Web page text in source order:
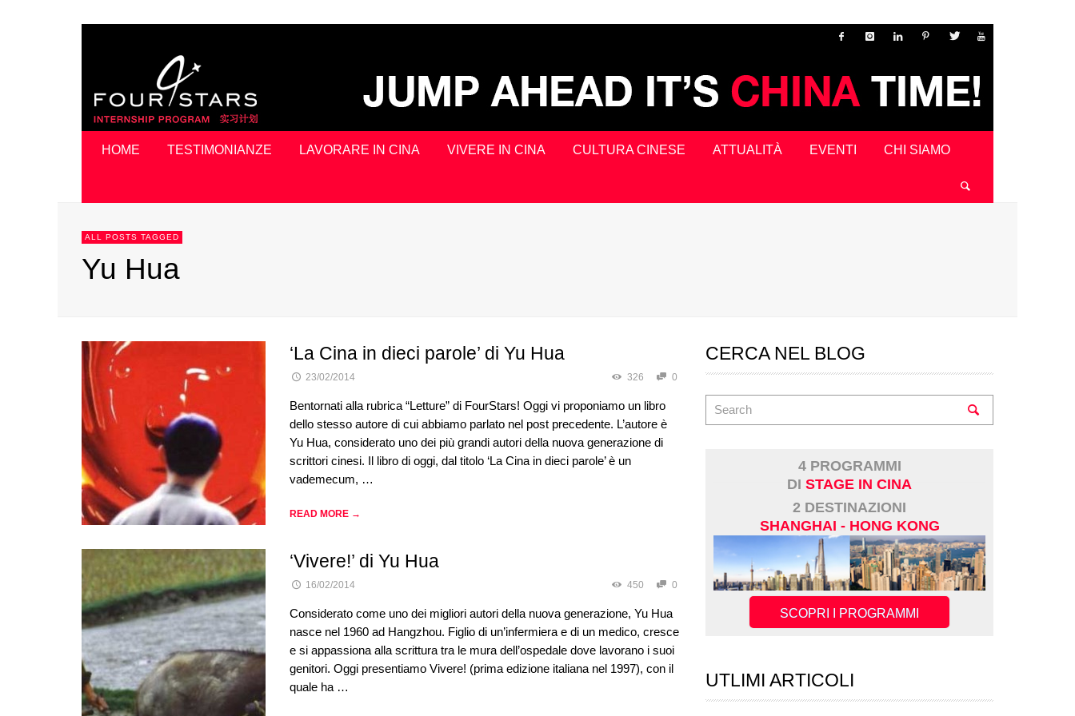
HOME TESTIMONIANZE LAVORARE IN CINA VIVERE IN CINA CULTURA CINESE ATTUALITÀ EVENTI CHI SIAMO
ALL POSTS TAGGED
Yu Hua
‘La Cina in dieci parole’ di Yu Hua
23/02/2014 326 0
Bentornati alla rubrica “Letture” di FourStars‬! Oggi vi proponiamo un libro
dello stesso autore di cui abbiamo parlato nel post precedente. L’autore è
Yu Hua, considerato uno dei più grandi autori della nuova generazione di
scrittori cinesi. Il libro di oggi, dal titolo ‘La Cina in dieci parole’ è un
‪vademecum‬, …
READ MORE →
‘Vivere!’ di Yu Hua
16/02/2014 450 0
Considerato come uno dei migliori autori della nuova generazione, Yu Hua
nasce nel 1960 ad Hangzhou. Figlio di un’infermiera e di un medico, cresce
e si appassiona alla scrittura tra le mura dell’ospedale dove lavorano i suoi
genitori. Oggi presentiamo Vivere! (prima edizione italiana nel 1997), con il
quale ha …
CERCA NEL BLOG
4 PROGRAMMI
DI STAGE IN CINA
2 DESTINAZIONI
SHANGHAI - HONG KONG
SCOPRI I PROGRAMMI
UTLIMI ARTICOLI